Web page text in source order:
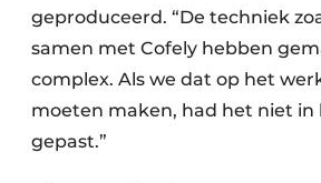
geproduceerd. “De techniek
samen met Cofely hebben
complex. Als we dat op het
moeten maken, had het niet in
gepast.”